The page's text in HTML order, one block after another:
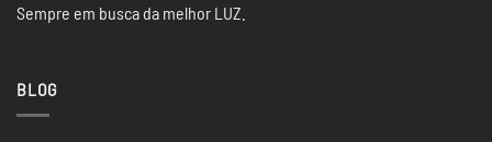
Sempre em busca da melhor LUZ.
BLOG